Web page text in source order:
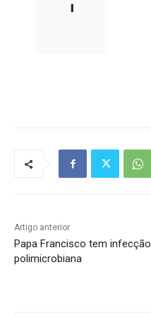
l
Artigo anterior
Papa Francisco tem infecção
polimicrobiana